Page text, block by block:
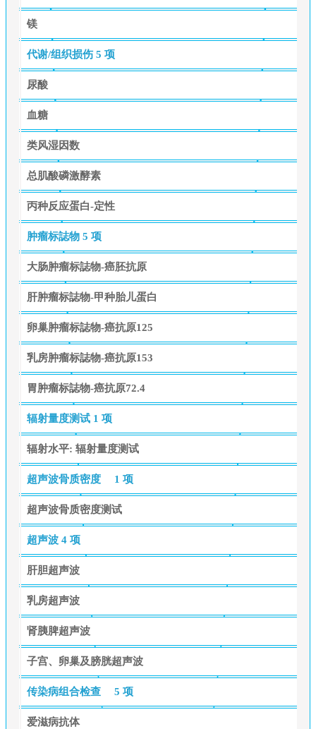
镁
代谢/组织损伤 5 项
尿酸
血糖
类风湿因数
总肌酸磷激酵素
丙种反应蛋白-定性
肿瘤标誌物 5 项
大肠肿瘤标誌物-癌胚抗原
肝肿瘤标誌物-甲种胎儿蛋白
卵巢肿瘤标誌物-癌抗原125
乳房肿瘤标誌物-癌抗原153
胃肿瘤标誌物-癌抗原72.4
辐射量度测试 1 项
辐射水平: 辐射量度测试
超声波骨质密度 1 项
超声波骨质密度测试
超声波 4 项
肝胆超声波
乳房超声波
肾胰脾超声波
子宫、卵巢及膀胱超声波
传染病组合检查 5 项
爱滋病抗体